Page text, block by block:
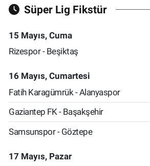
Süper Lig Fikstür
15 Mayıs, Cuma
Rizespor - Beşiktaş
16 Mayıs, Cumartesi
Fatih Karagümrük - Alanyaspor
Gaziantep FK - Başakşehir
Samsunspor - Göztepe
17 Mayıs, Pazar